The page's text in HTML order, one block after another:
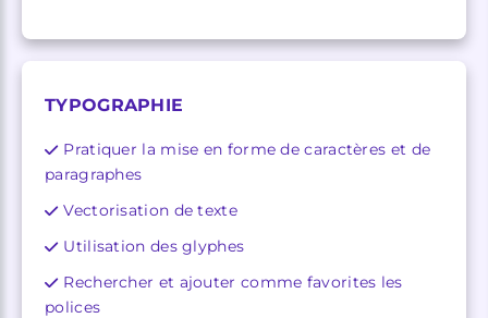
TYPOGRAPHIE
Pratiquer la mise en forme de caractères et de
paragraphes
Vectorisation de texte
Utilisation des glyphes
Rechercher et ajouter comme favorites les
polices